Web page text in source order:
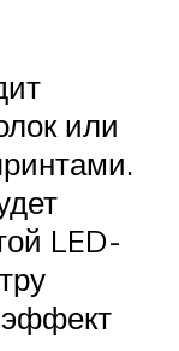
или
LED-
эффект